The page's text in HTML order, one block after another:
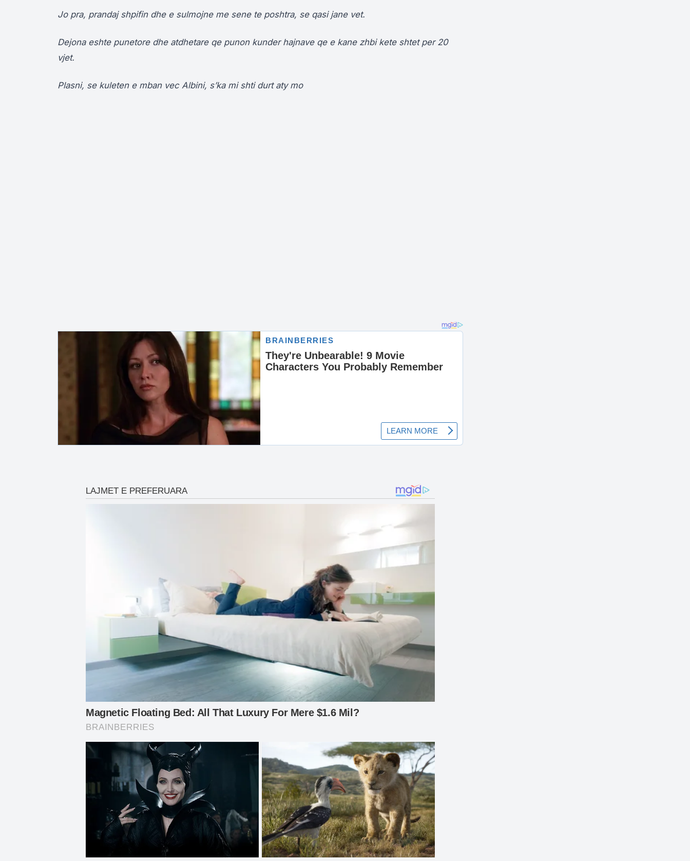
Jo pra, prandaj shpifin dhe e sulmojne me sene te poshtra, se qasi jane vet.
Dejona eshte punetore dhe atdhetare qe punon kunder hajnave qe e kane zhbi kete shtet per 20
vjet.
Plasni, se kuleten e mban vec Albini, s’ka mi shti durt aty mo